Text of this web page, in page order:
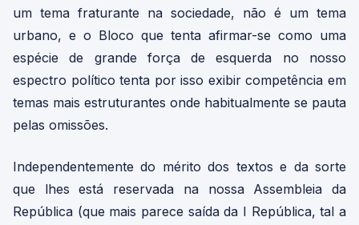
um tema fraturante na sociedade, não é um tema
urbano, e o Bloco que tenta afirmar-se como uma
espécie de grande força de esquerda no nosso
espectro político tenta por isso exibir competência em
temas mais estruturantes onde habitualmente se pauta
pelas omissões.
Independentemente do mérito dos textos e da sorte
que lhes está reservada na nossa Assembleia da
República (que mais parece saída da I República, tal a